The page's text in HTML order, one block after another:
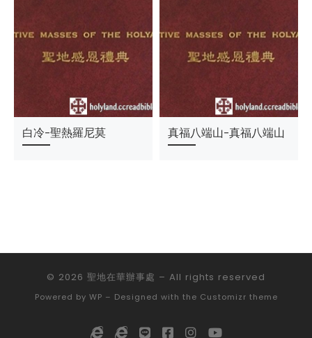
白冷-聖熱羅尼莫 真福八端山-真福八端山
© 2026 聖地在華辦事處 – All rights reserved
Powered by WP – Designed with the Customizr theme